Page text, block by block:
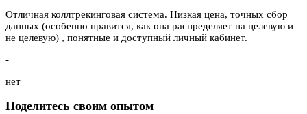
Отличная коллтрекинговая система. Низкая цена, точных сбор
данных (особенно нравится, как она распределяет на целевую и
не целевую) , понятные и доступный личный кабинет.
-
нет
Поделитесь своим опытом